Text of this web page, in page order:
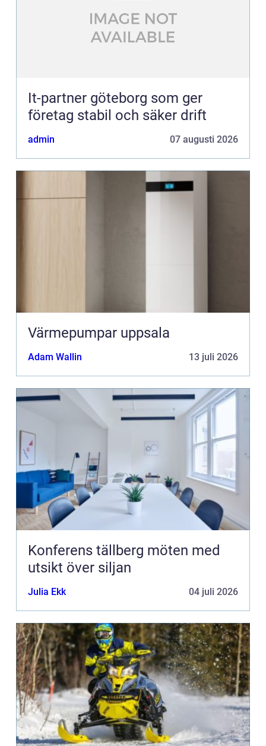
It-partner göteborg som ger
företag stabil och säker drift
admin 07 augusti 2026
Värmepumpar uppsala
Adam Wallin 13 juli 2026
Konferens tällberg möten med
utsikt över siljan
Julia Ekk 04 juli 2026